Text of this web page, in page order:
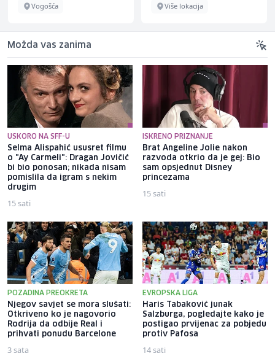
Vogošća Više lokacija
Možda vas zanima
USKORO NA SFF-U
Selma Alispahić ususret filmu
o "Ay Carmeli": Dragan Jovičić
bi bio ponosan; nikada nisam
pomislila da igram s nekim
drugim
15 sati
ISKRENO PRIZNANJE
Brat Angeline Jolie nakon
razvoda otkrio da je gej: Bio
sam opsjednut Disney
princezama
15 sati
POZADINA PREOKRETA
Njegov savjet se mora slušati:
Otkriveno ko je nagovorio
Rodrija da odbije Real i
prihvati ponudu Barcelone
3 sata
EVROPSKA LIGA
Haris Tabaković junak
Salzburga, pogledajte kako je
postigao prvijenac za pobjedu
protiv Pafosa
14 sati